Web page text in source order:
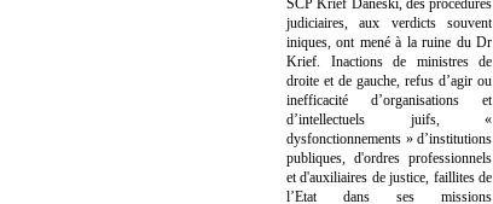
judiciaires, aux verdicts souvent
iniques, ont mené à la ruine du Dr
Krief. Inactions de ministres de
droite et de gauche, refus d’agir ou
inefficacité d’organisations et
d’intellectuels juifs, «
dysfonctionnements » d’institutions
publiques, d'ordres professionnels
et d'auxiliaires de justice, faillites de
l’Etat dans ses missions